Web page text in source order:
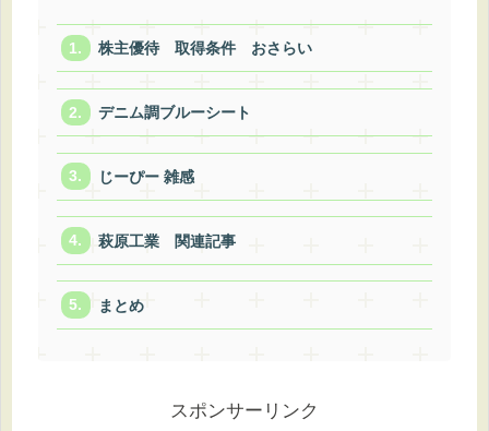
株主優待 取得条件 おさらい
デニム調ブルーシート
じーぴー 雑感
萩原工業 関連記事
まとめ
スポンサーリンク